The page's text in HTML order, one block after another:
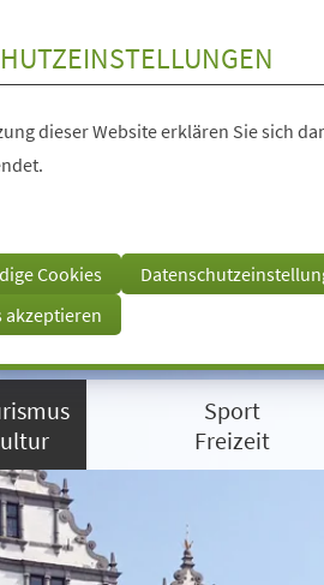
dieser Website erklären Sie sich
Cookies
akzeptieren
Sport
Freizeit